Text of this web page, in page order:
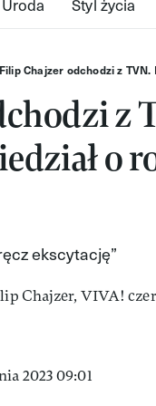
Filip Chajzer odchodzi z
z
o
ekscytację”
2023 09:01